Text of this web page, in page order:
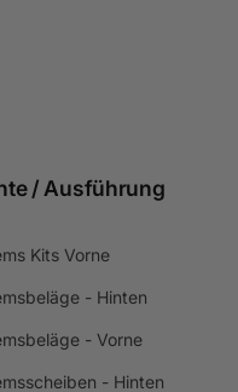
/ Ausführung
Kits Vorne
- Hinten
- Vorne
- Hinten